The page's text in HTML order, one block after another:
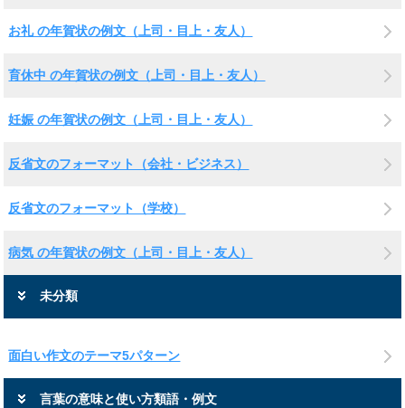
お礼 の年賀状の例文（上司・目上・友人）
育休中 の年賀状の例文（上司・目上・友人）
妊娠 の年賀状の例文（上司・目上・友人）
反省文のフォーマット（会社・ビジネス）
反省文のフォーマット（学校）
病気 の年賀状の例文（上司・目上・友人）
未分類
面白い作文のテーマ5パターン
言葉の意味と使い方類語・例文